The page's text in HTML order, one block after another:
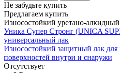
Не забудьте купить
Предлагаем купить
Износостойкий уретано-
Уника Супер Стронг (UNICA
универсальный лак
Износостойкий защитный лак для
поверхностей внутри и снаружи
Отсутствует